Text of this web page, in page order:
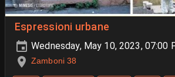
Espressioni urbane
Wednesday, May 10, 2023, 07:00
Zamboni 38